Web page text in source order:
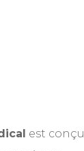
est conçu